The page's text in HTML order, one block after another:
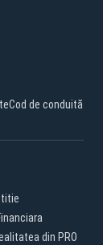
Cod de conduită
din PRO